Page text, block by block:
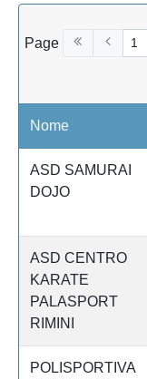
Page
Nome
ASD SAMURAI
DOJO
ASD CENTRO
KARATE
PALASPORT
RIMINI
POLISPORTIVA